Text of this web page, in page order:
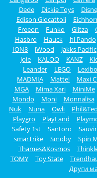
Dede
Dickie Toys
Edison Giocattoli
Freeon
Funko Glitza
Hasbro
Hauck hi Pando
ION8
iWood Jakks Pacific
Joie
KALOO KANZ
Leander
LEGO
MADMIA
Mattel Maxi
MGA
Mima Xari MiniMe
Mondo
Moni Monnalisa
Nuk
Nuna Owli
Playgro
PlayLand
Safety 1st
Santoro
smarTrike
Smoby Spin
Thames&Kosmos
TOMY
Toy State
Други